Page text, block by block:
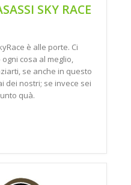
SKY RACE
è alle porte. Ci
cosa al meglio,
se anche in questo
dei nostri; se invece sei
quà.